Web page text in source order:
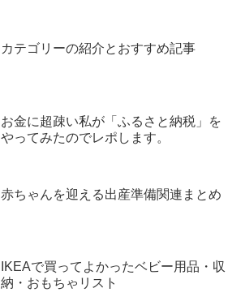
カテゴリーの紹介とおすすめ記事
お金に超疎い私が「ふるさと納税」を
やってみたのでレポします。
赤ちゃんを迎える出産準備関連まとめ
IKEAで買ってよかったベビー用品・収
納・おもちゃリスト